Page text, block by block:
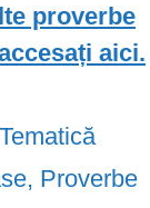
proverbe
aici.
, Proverbe